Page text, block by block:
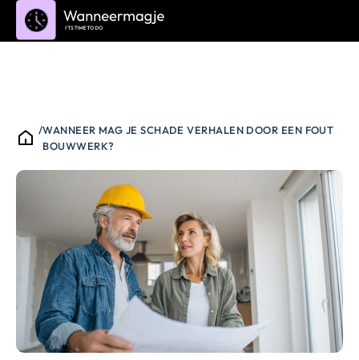
/WANNEER MAG JE SCHADE VERHALEN DOOR EEN FOUT
BOUWWERK?